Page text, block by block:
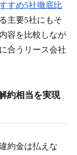
すめ5社徹底比
主要5社にもそ
容を比較しなが
合うリース会社
約相当を実現
約金は払えな